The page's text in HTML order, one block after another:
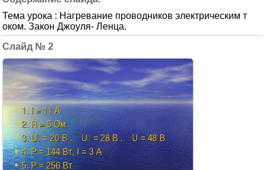
Тема урока : Нагревание проводников электрическим т
оком. Закон Джоуля- Ленца.
2